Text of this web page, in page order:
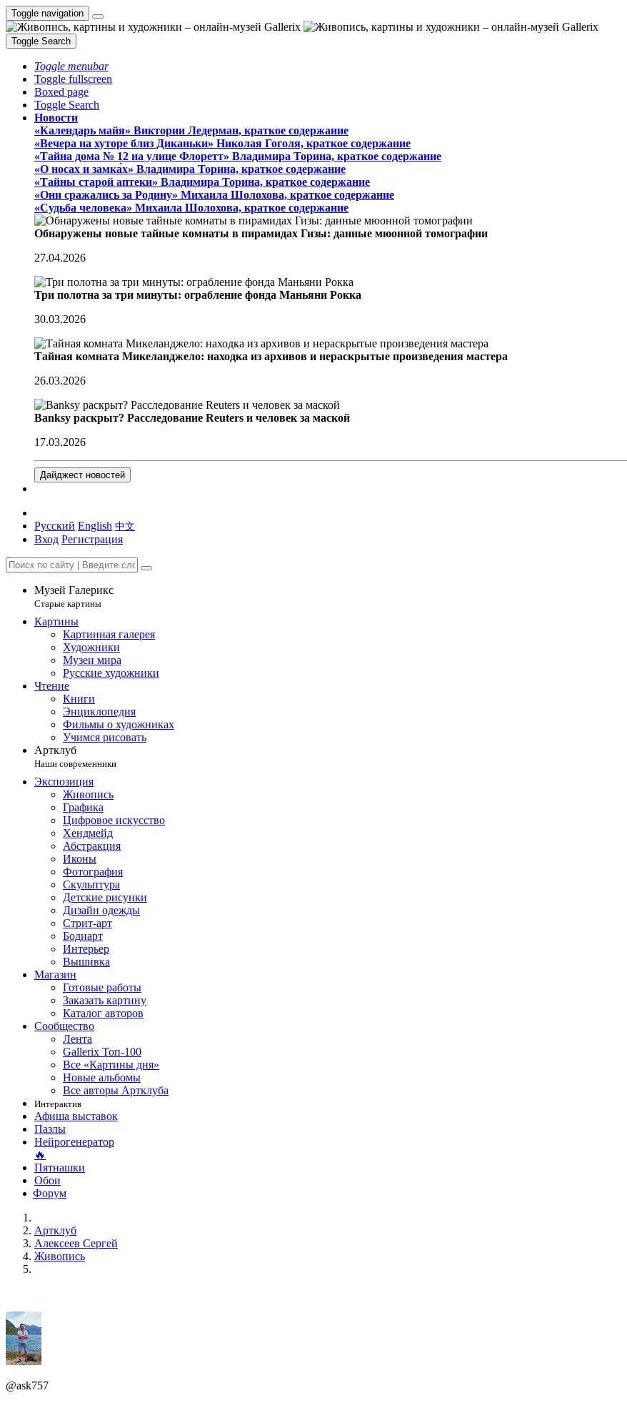
Toggle navigation
Toggle Search
Toggle menubar
Toggle fullscreen
Boxed page
Toggle Search
Новости
«Календарь майя» Виктории Ледерман, краткое содержание
«Вечера на хуторе близ Диканьки» Николая Гоголя, краткое содержание
«Тайна дома № 12 на улице Флоретт» Владимира Торина, краткое содержание
«О носах и замка́х» Владимира Торина, краткое содержание
«Тайны старой аптеки» Владимира Торина, краткое содержание
«Они сражались за Родину» Михаила Шолохова, краткое содержание
«Судьба человека» Михаила Шолохова, краткое содержание
Обнаружены новые тайные комнаты в пирамидах Гизы: данные мюонной томографии
27.04.2026
Три полотна за три минуты: ограбление фонда Маньяни Рокка
30.03.2026
Тайная комната Микеланджело: находка из архивов и нераскрытые произведения мастера
26.03.2026
Banksy раскрыт? Расследование Reuters и человек за маской
17.03.2026
Дайджест новостей
Русский English 中文
Вход Регистрация
Музей Галерикс
Старые картины
Картины
Картинная галерея
Художники
Музеи мира
Русские художники
Чтение
Книги
Энциклопедия
Фильмы о художниках
Учимся рисовать
Артклуб
Наши современники
Экспозиция
Живопись
Графика
Цифровое искусство
Хендмейд
Абстракция
Иконы
Фотография
Скульптура
Детские рисунки
Дизайн одежды
Стрит-арт
Бодиарт
Интерьер
Вышивка
Магазин
Готовые работы
Заказать картину
Каталог авторов
Сообщество
Лента
Gallerix Топ-100
Все «Картины дня»
Новые альбомы
Все авторы Артклуба
Интерактив
Афиша выставок
Пазлы
Нейрогенератор
🔥
Пятнашки
Обои
Форум
Артклуб
Алексеев Сергей
Живопись
@ask757